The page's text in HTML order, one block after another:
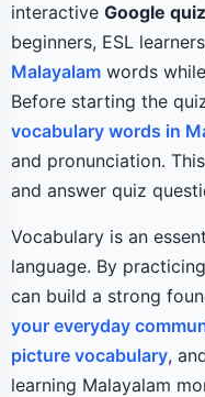
interactive Google quiz
beginners, ESL
Malayalam words
Before starting the
vocabulary words in
and pronunciation.
and answer quiz
Vocabulary is an
language. By
can build a strong
your everyday
picture vocabulary,
learning Malayalam